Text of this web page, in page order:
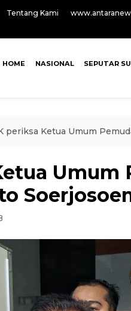
Tentang Kami
HOME NASIONAL SEPUTAR
periksa Ketua Umum
Umum